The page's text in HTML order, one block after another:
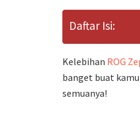
Daftar Isi:
Kelebihan ROG
banget buat
semuanya!